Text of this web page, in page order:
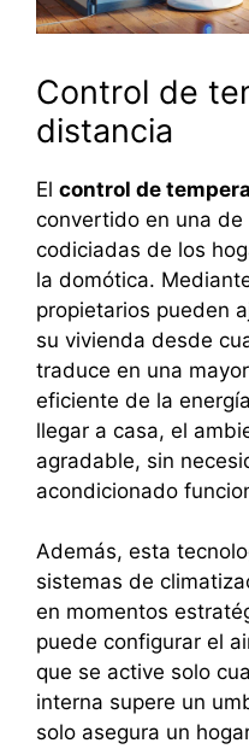
Control de
distancia
El control de
convertido en una
codiciadas de los
la domótica.
propietarios pueden
su vivienda desde
traduce en una mayor
eficiente de la
llegar a casa, el
agradable, sin
acondicionado
Además, esta
sistemas de
en momentos
puede configurar el
que se active solo
interna supere un
solo asegura un